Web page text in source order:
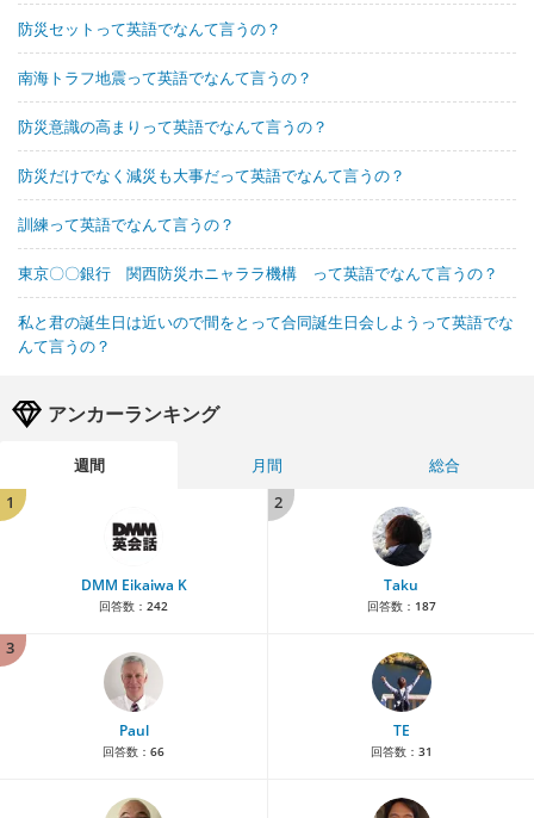
防災セットって英語でなんて言うの？
南海トラフ地震って英語でなんて言うの？
防災意識の高まりって英語でなんて言うの？
防災だけでなく減災も大事だって英語でなんて言うの？
訓練って英語でなんて言うの？
東京〇〇銀行 関西防災ホニャララ機構 って英語でなんて言うの？
私と君の誕生日は近いので間をとって合同誕生日会しようって英語でな
んて言うの？
アンカーランキング
週間 月間
総合
1
DMM Eikaiwa K
回答数： 242
2
Taku
回答数： 187
3
Paul
回答数： 66
TE
回答数： 31